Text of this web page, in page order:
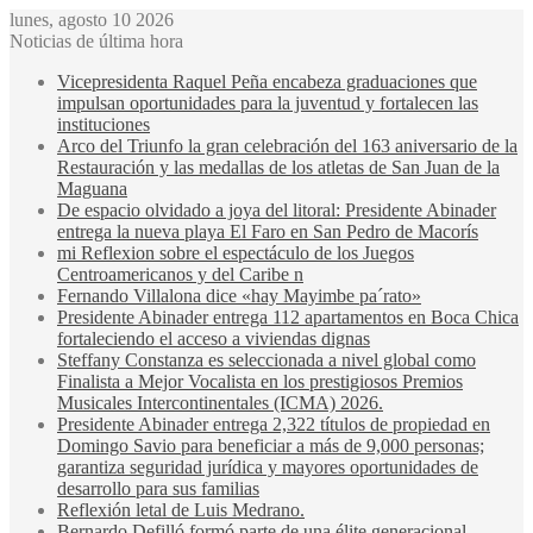
lunes, agosto 10 2026
Noticias de última hora
Vicepresidenta Raquel Peña encabeza graduaciones que
impulsan oportunidades para la juventud y fortalecen las
instituciones
Arco del Triunfo la gran celebración del 163 aniversario de la
Restauración y las medallas de los atletas de San Juan de la
Maguana
De espacio olvidado a joya del litoral: Presidente Abinader
entrega la nueva playa El Faro en San Pedro de Macorís
mi Reflexion sobre el espectáculo de los Juegos
Centroamericanos y del Caribe n
Fernando Villalona dice «hay Mayimbe pa´rato»
Presidente Abinader entrega 112 apartamentos en Boca Chica
fortaleciendo el acceso a viviendas dignas
Steffany Constanza es seleccionada a nivel global como
Finalista a Mejor Vocalista en los prestigiosos Premios
Musicales Intercontinentales (ICMA) 2026.
Presidente Abinader entrega 2,322 títulos de propiedad en
Domingo Savio para beneficiar a más de 9,000 personas;
garantiza seguridad jurídica y mayores oportunidades de
desarrollo para sus familias
Reflexión letal de Luis Medrano.